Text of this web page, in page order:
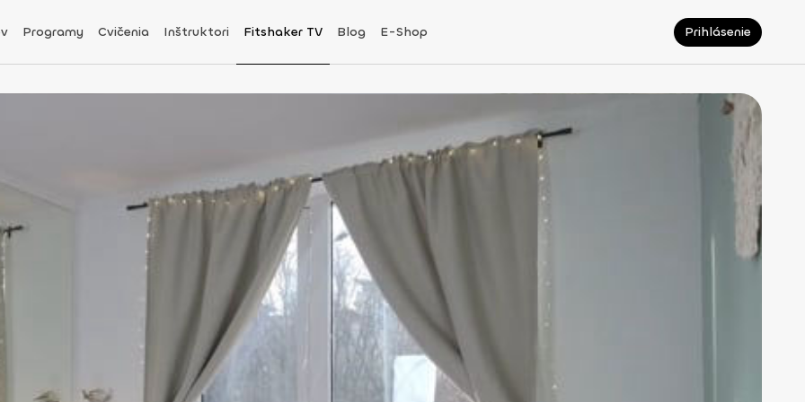
Programy Cvičenia Inštruktori Fitshaker TV Blog E-Shop Prihlásenie